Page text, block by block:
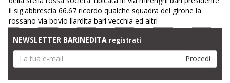
il sig.abbrescia 66.67 ricordo qualche squadra del girone la
rossano via bovio lìardita bari vecchia ed altri
NEWSLETTER BARINEDITA registrati